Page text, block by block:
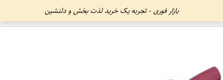
بازار فوری - تجربه یک خرید لذت بخش و دلنشین